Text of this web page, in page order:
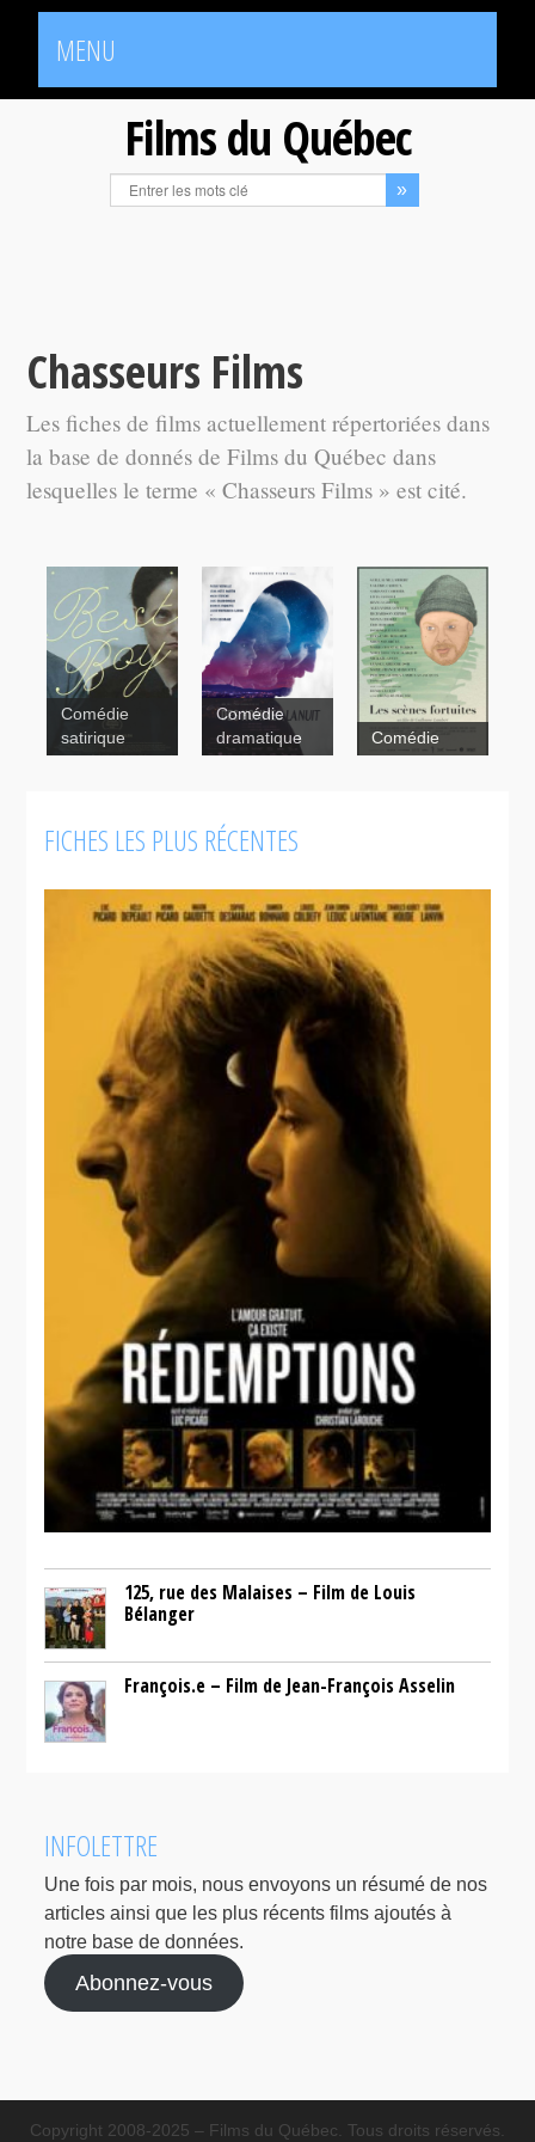
MENU
Films du Québec
Chasseurs Films
Les fiches de films actuellement répertoriées dans
la base de donnés de Films du Québec dans
lesquelles le terme « Chasseurs Films » est cité.
Comédie
satirique
Comédie
dramatique
Les scènes
fortuites
Comédie
FICHES LES PLUS RÉCENTES
125, rue des Malaises – Film de Louis
Bélanger
François.e – Film de Jean-François Asselin
INFOLETTRE
Une fois par mois, nous envoyons un résumé de nos
articles ainsi que les plus récents films ajoutés à
notre base de données.
Abonnez-vous
Copyright 2008-2025 – Films du Québec. Tous droits réservés.